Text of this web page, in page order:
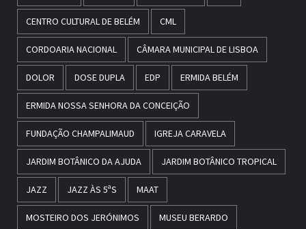
CENTRO CULTURAL DE BELÉM CML
CORDOARIA NACIONAL CÂMARA MUNICIPAL DE LISBOA
DOLOR DOSE DUPLA EDP ERMIDA BELÉM
ERMIDA NOSSA SENHORA DA CONCEIÇÃO
FUNDAÇÃO CHAMPALIMAUD IGREJA CARAVELA
JARDIM BOTÂNICO DA AJUDA JARDIM BOTÂNICO TROPICAL
JAZZ JAZZ ÀS 5ªS MAAT
MOSTEIRO DOS JERÓNIMOS MUSEU BERARDO